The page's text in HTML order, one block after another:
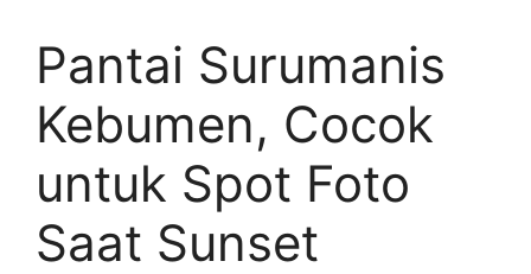
Pantai Surumanis
Kebumen, Cocok
untuk Spot Foto
Saat Sunset